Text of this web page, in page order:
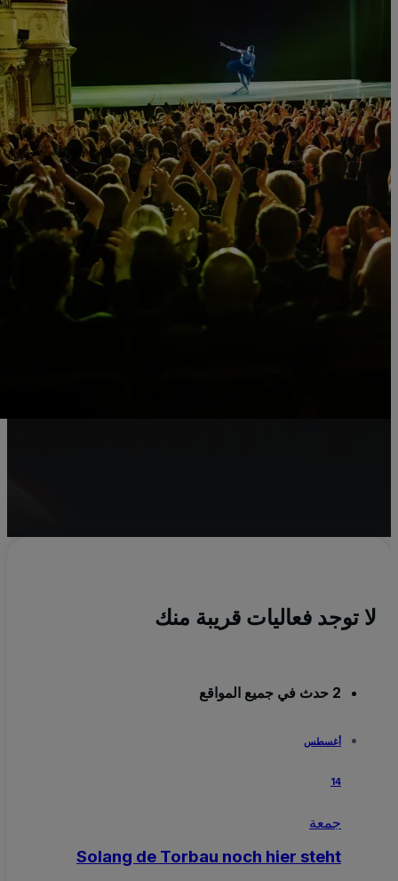
لا توجد فعاليات قريبة منك
أغسطس
جمعة
Solang de Torbau noch hier steht